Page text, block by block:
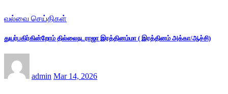
வல்வை செய்திகள்
துயர்பகிர்கின்றோம் தில்லைநடராஜா இரத்தினம்மா ( இரத்தினம் அக்கா/ஆச்சி)
admin Mar 14, 2026